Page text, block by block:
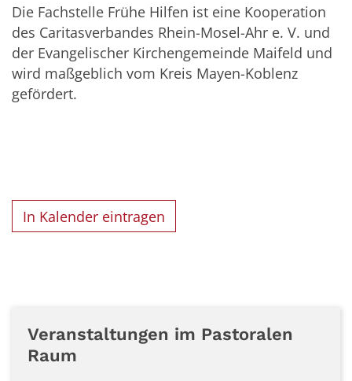
Die Fachstelle Frühe Hilfen ist eine Kooperation
des Caritasverbandes Rhein-Mosel-Ahr e. V. und
der Evangelischer Kirchengemeinde Maifeld und
wird maßgeblich vom Kreis Mayen-Koblenz
gefördert.
In Kalender eintragen
Veranstaltungen im Pastoralen
Raum